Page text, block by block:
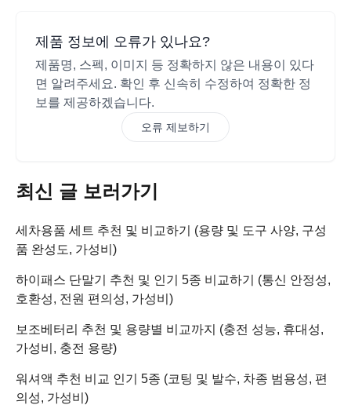
제품 정보에 오류가 있나요?
제품명, 스펙, 이미지 등 정확하지 않은 내용이 있다
면 알려주세요. 확인 후 신속히 수정하여 정확한 정
보를 제공하겠습니다.
오류 제보하기
최신 글 보러가기
세차용품 세트 추천 및 비교하기 (용량 및 도구 사양, 구성
품 완성도, 가성비)
하이패스 단말기 추천 및 인기 5종 비교하기 (통신 안정성,
호환성, 전원 편의성, 가성비)
보조베터리 추천 및 용량별 비교까지 (충전 성능, 휴대성,
가성비, 충전 용량)
워셔액 추천 비교 인기 5종 (코팅 및 발수, 차종 범용성, 편
의성, 가성비)